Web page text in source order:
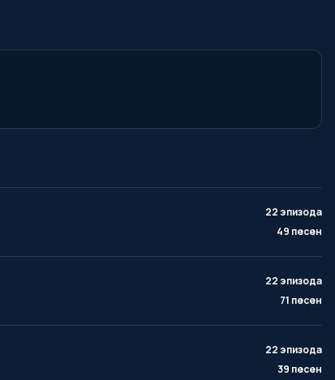
22 эпизода
49 песен
22 эпизода
71 песен
22 эпизода
39 песен